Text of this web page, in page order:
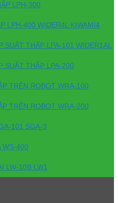
LPH-300
LPH-400 WIDER4L KIWAMI4
SUẤT THẤP LPA-101 WIDER1AL
SUẤT THẤP LPA-200
TRÊN ROBOT WRA-100
TRÊN ROBOT WRA-200
101 SGA-3
WS-400
LW-10B LW1